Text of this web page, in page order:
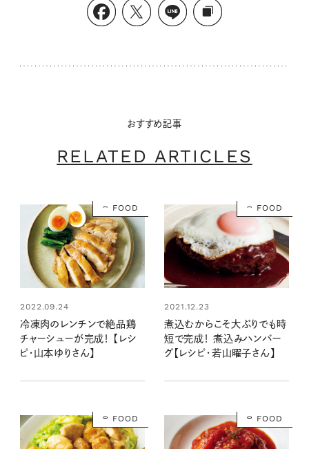
おすすめ記事
RELATED ARTICLES
FOOD
2022.09.24
冷凍肉のレンチンで絶品鶏
チャーシューが完成！ 【レシ
ピ・山本ゆりさん】
FOOD
2021.12.23
煮込むからこそ大ぶりでも時
短で完成！ 煮込みハンバー
グ【レシピ・若山曜子さん】
FOOD FOOD